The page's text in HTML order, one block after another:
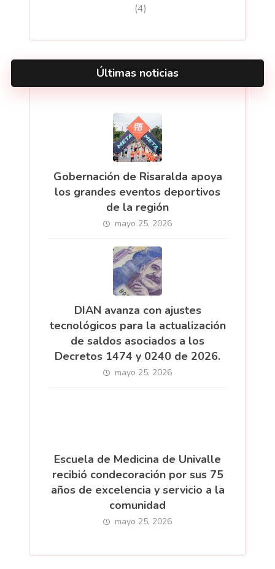
(4)
Últimas noticias
Gobernación de Risaralda apoya
los grandes eventos deportivos
de la región
mayo 25, 2026
DIAN avanza con ajustes
tecnológicos para la actualización
de saldos asociados a los
Decretos 1474 y 0240 de 2026.
mayo 25, 2026
Escuela de Medicina de Univalle
recibió condecoración por sus 75
años de excelencia y servicio a la
comunidad
mayo 25, 2026